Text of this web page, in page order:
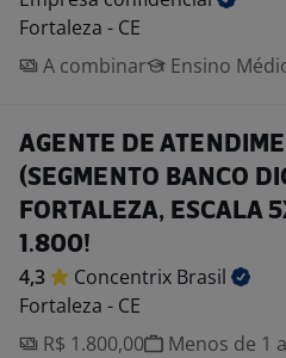
Fortaleza - CE
A combinar
Ensino
AGENTE DE
(SEGMENTO BANCO
FORTALEZA, ESCALA
1.800!
4,3 Concentrix Brasil
Fortaleza - CE
R$ 1.800,00
Menos de 1